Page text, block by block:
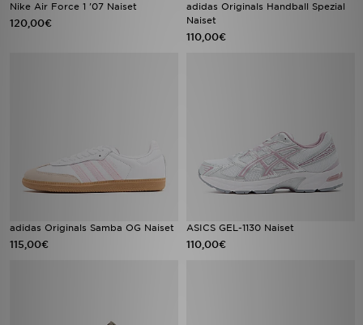
Nike Air Force 1 '07 Naiset
120,00€
adidas Originals Handball Spezial
Naiset
110,00€
adidas Originals Samba OG Naiset
115,00€
ASICS GEL-1130 Naiset
110,00€